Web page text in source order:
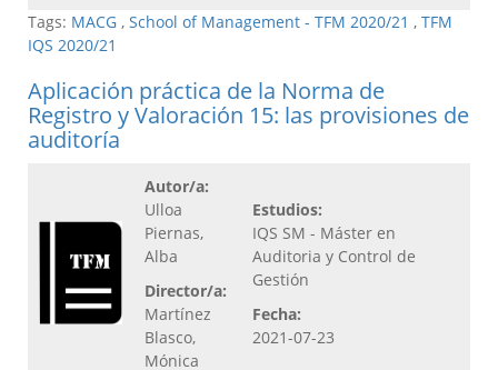
Tags: MACG , School of Management - TFM 2020/21 , TFM
IQS 2020/21
Aplicación práctica de la Norma de
Registro y Valoración 15: las provisiones de
auditoría
Autor/a:
Ulloa
Piernas,
Alba
Director/a:
Martínez
Blasco,
Mónica
Estudios:
IQS SM - Máster en
Auditoria y Control de
Gestión
Fecha:
2021-07-23